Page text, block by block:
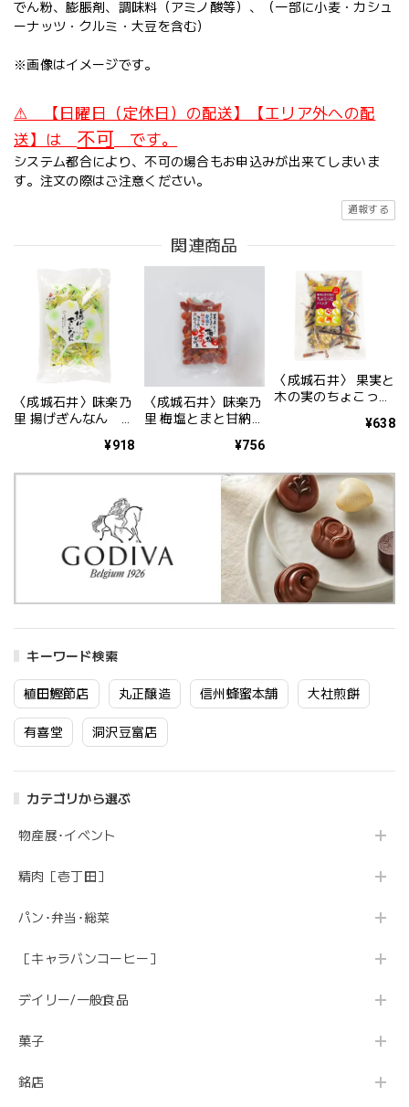
キーワード検索
植田鰹節店 丸正醸造 信州蜂蜜本舗 大社煎餅
有喜堂 洞沢豆富店
カテゴリから選ぶ
物産展･イベント
精肉［壱丁田］
パン･弁当･総菜
［キャラバンコーヒー］
デイリー/一般食品
菓子
銘店
でん粉、膨脹剤、調味料（アミノ酸等）、（一部に小麦・カシュ
ーナッツ・クルミ・大豆を含む）
※画像はイメージです。
⚠ 【日曜日（定休日）の配送】【エリア外への配
送】は 不可 です。
システム都合により、不可の場合もお申込みが出来てしまいま
す。注文の際はご注意ください。
通報する
関連商品
〈成城石井〉味楽乃
里 揚げぎんなん
¥918
〈成城石井〉味楽乃
里 梅塩とまと甘納豆
¥756
〈成城石井〉 果実と
木の実のちょこっと
¥638